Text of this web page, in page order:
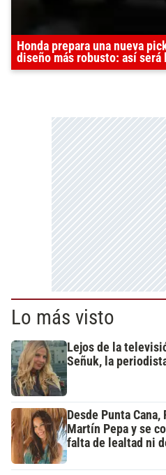
Honda prepara una nueva
diseño más robusto: así será
Lo más visto
Lejos de la
Señuk, la
Desde Punta
Martín Pepa y se
falta de lealtad ni